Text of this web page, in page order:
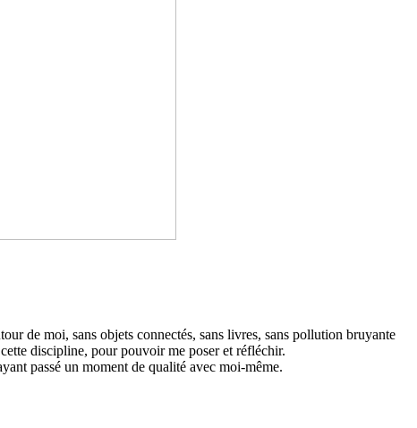
de moi, sans objets connec­­tés, sans livres, sans pol­­lu­­tion bruyante
dis­­ci­­pline, pour pou­­voir me poser et réflé­­chir.
passé un moment de qua­­lité avec moi-même.